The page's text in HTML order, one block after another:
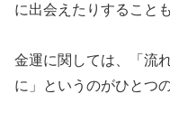
に出会えたりすることも
金運に関しては、「流
に」というのがひとつ